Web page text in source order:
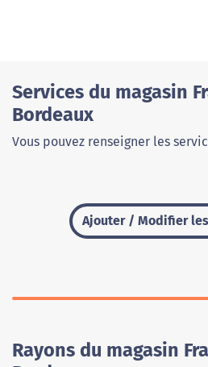
Services du magasin
Bordeaux
Vous pouvez renseigner les
Ajouter / Modifier
Rayons du magasin